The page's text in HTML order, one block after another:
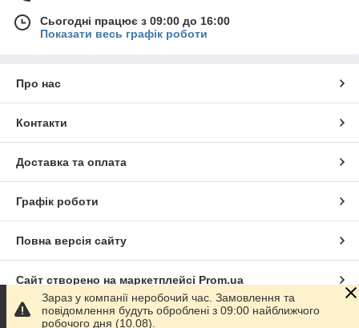
Сьогодні працює з 09:00 до 16:00
Показати весь графік роботи
Про нас
Контакти
Доставка та оплата
Графік роботи
Повна версія сайту
Сайт створено на маркетплейсі Prom.ua
Політика конфіденційності
Зараз у компанії неробочий час. Замовлення та
повідомлення будуть оброблені з 09:00 найближчого
робочого дня (10.08).